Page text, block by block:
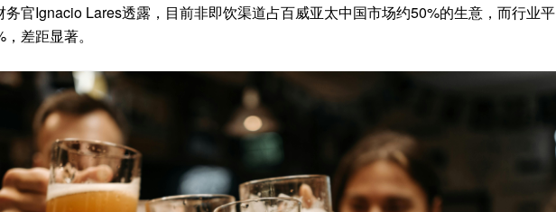
务官Ignacio Lares透露，目前非即饮渠道占百威亚太中国市场约50%的生意，而行业平
差距显著。